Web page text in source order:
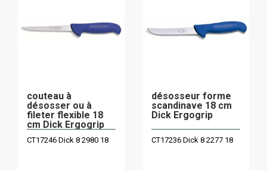
couteau à
désosser ou à
fileter flexible 18
cm Dick Ergogrip
CT17246 Dick 8 2980 18
désosseur forme
scandinave 18 cm
Dick Ergogrip
CT17236 Dick 8 2277 18